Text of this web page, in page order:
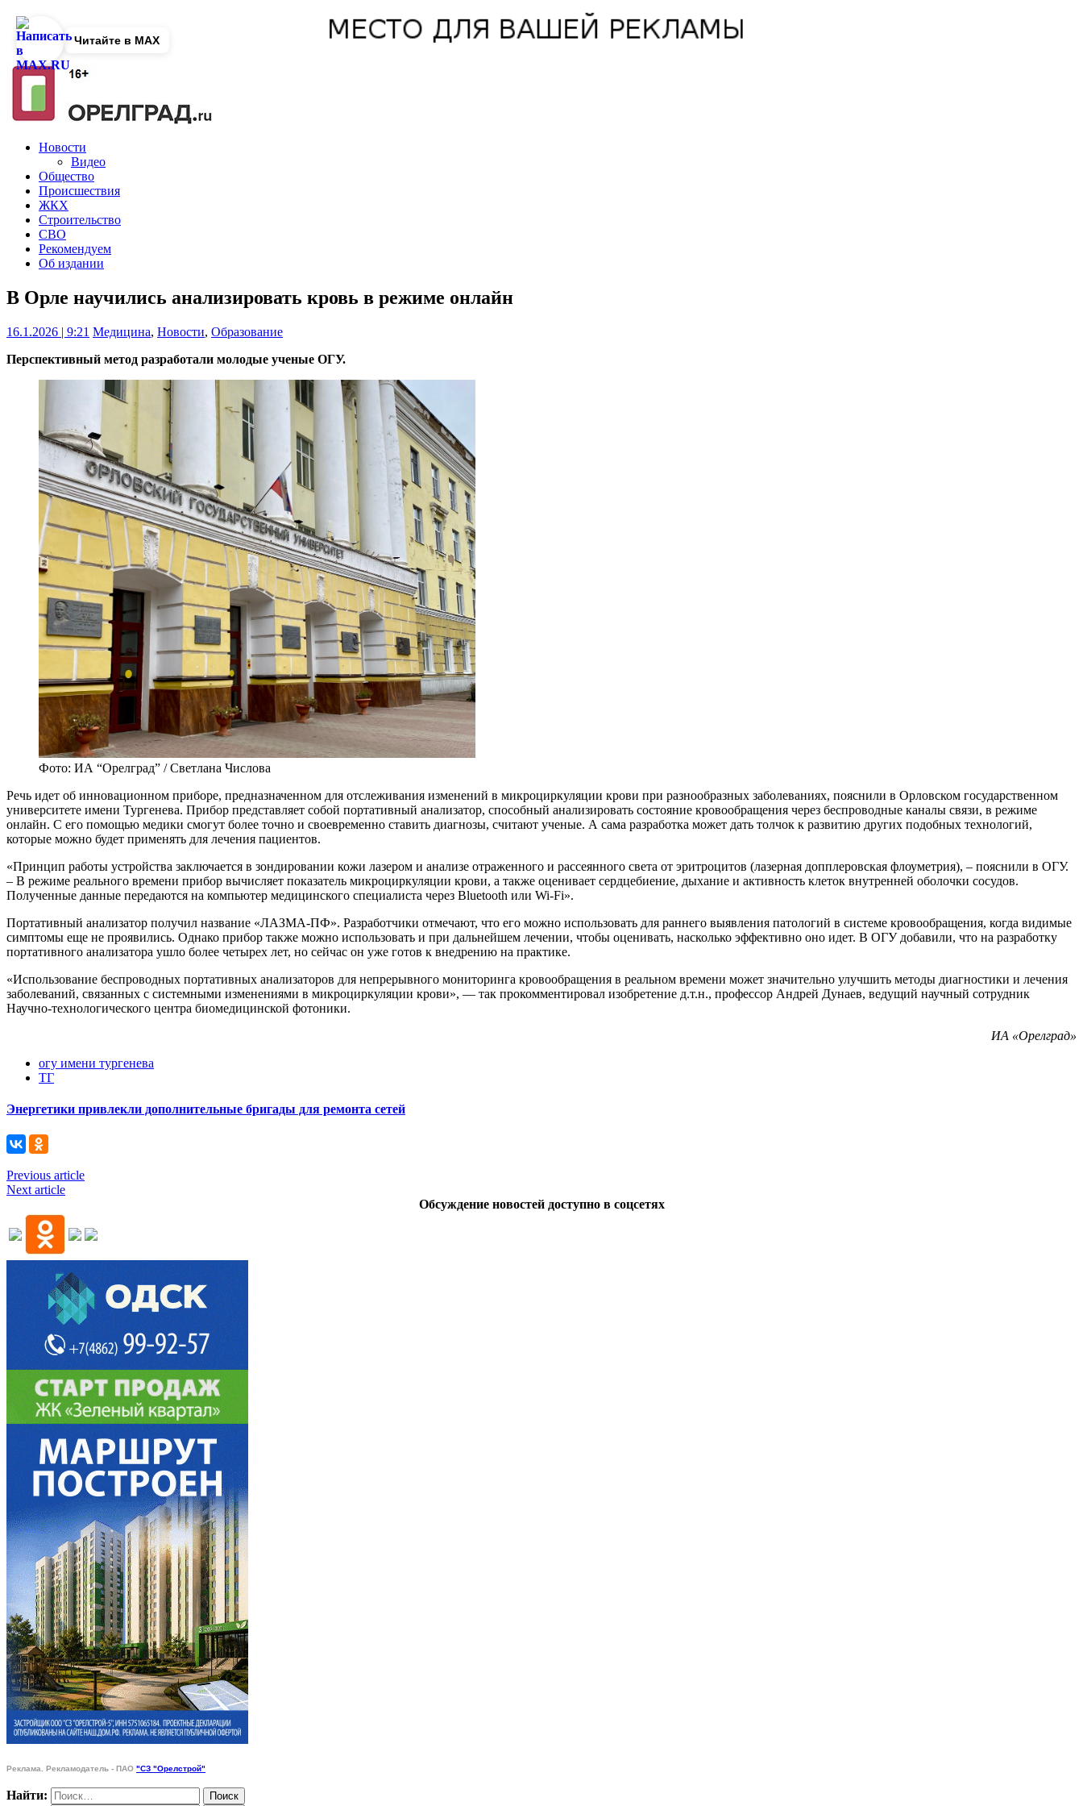
Новости
Видео
Общество
Происшествия
ЖКХ
Строительство
СВО
Рекомендуем
Об издании
В Орле научились анализировать кровь в режиме онлайн
16.1.2026 | 9:21 Медицина, Новости, Образование
Перспективный метод разработали молодые ученые ОГУ.
Фото: ИА “Орелград” / Светлана Числова
Речь идет об инновационном приборе, предназначенном для отслеживания изменений в микроциркуляции крови при разнообразных заболеваниях, пояснили в Орловском государственном
университете имени Тургенева. Прибор представляет собой портативный анализатор, способный анализировать состояние кровообращения через беспроводные каналы связи, в режиме
онлайн. С его помощью медики смогут более точно и своевременно ставить диагнозы, считают ученые. А сама разработка может дать толчок к развитию других подобных технологий,
которые можно будет применять для лечения пациентов.
«Принцип работы устройства заключается в зондировании кожи лазером и анализе отраженного и рассеянного света от эритроцитов (лазерная допплеровская флоуметрия), – пояснили в ОГУ.
– В режиме реального времени прибор вычисляет показатель микроциркуляции крови, а также оценивает сердцебиение, дыхание и активность клеток внутренней оболочки сосудов.
Полученные данные передаются на компьютер медицинского специалиста через Bluetooth или Wi-Fi».
Портативный анализатор получил название «ЛАЗМА-ПФ». Разработчики отмечают, что его можно использовать для раннего выявления патологий в системе кровообращения, когда видимые
симптомы еще не проявились. Однако прибор также можно использовать и при дальнейшем лечении, чтобы оценивать, насколько эффективно оно идет. В ОГУ добавили, что на разработку
портативного анализатора ушло более четырех лет, но сейчас он уже готов к внедрению на практике.
«Использование беспроводных портативных анализаторов для непрерывного мониторинга кровообращения в реальном времени может значительно улучшить методы диагностики и лечения
заболеваний, связанных с системными изменениями в микроциркуляции крови», — так прокомментировал изобретение д.т.н., профессор Андрей Дунаев, ведущий научный сотрудник
Научно-технологического центра биомедицинской фотоники.
ИА «Орелград»
огу имени тургенева
ТГ
Энергетики привлекли дополнительные бригады для ремонта сетей
Previous article
Next article
Обсуждение новостей доступно в соцсетях
Реклама. Рекламодатель - ПАО "СЗ "Орелстрой"
Найти:
Читайте в MAX